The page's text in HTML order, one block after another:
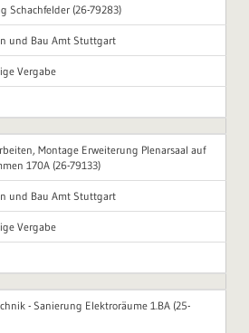
Schachfelder (26-79283)
und Bau Amt Stuttgart
Vergabe
Montage Erweiterung Plenarsaal auf
170A (26-79133)
und Bau Amt Stuttgart
Vergabe
- Sanierung Elektroräume 1.BA (25-